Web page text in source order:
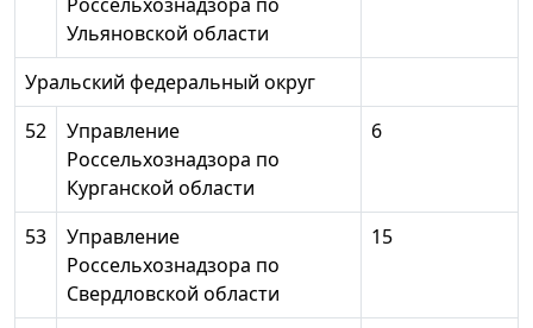
Россельхознадзора по
Ульяновской области
Уральский федеральный округ
52
Управление
Россельхознадзора по
Курганской области
6
53
Управление
Россельхознадзора по
Свердловской области
15